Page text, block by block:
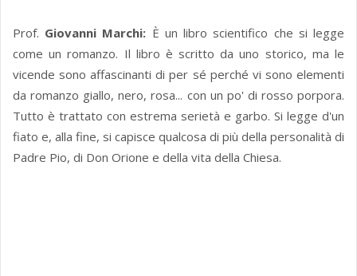
Prof. Giovanni Marchi: È un libro scientifico che si legge
come un romanzo. Il libro è scritto da uno storico, ma le
vicende sono affascinanti di per sé perché vi sono elementi
da romanzo giallo, nero, rosa... con un po' di rosso porpora.
Tutto è trattato con estrema serietà e garbo. Si legge d'un
fiato e, alla fine, si capisce qualcosa di più della personalità di
Padre Pio, di Don Orione e della vita della Chiesa.